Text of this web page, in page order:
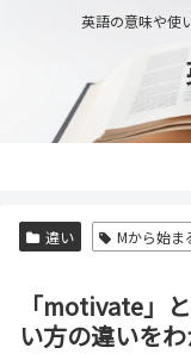
英語の意味や使
違い Mから始ま
「motivate」
い方の違いを